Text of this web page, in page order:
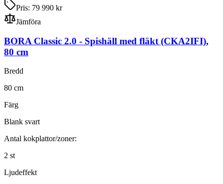
Pris: 79 990 kr
Jämföra
BORA Classic 2.0 - Spishäll med fläkt (CKA2IFI),
80 cm
Bredd
80 cm
Färg
Blank svart
Antal kokplattor/zoner:
2 st
Ljudeffekt